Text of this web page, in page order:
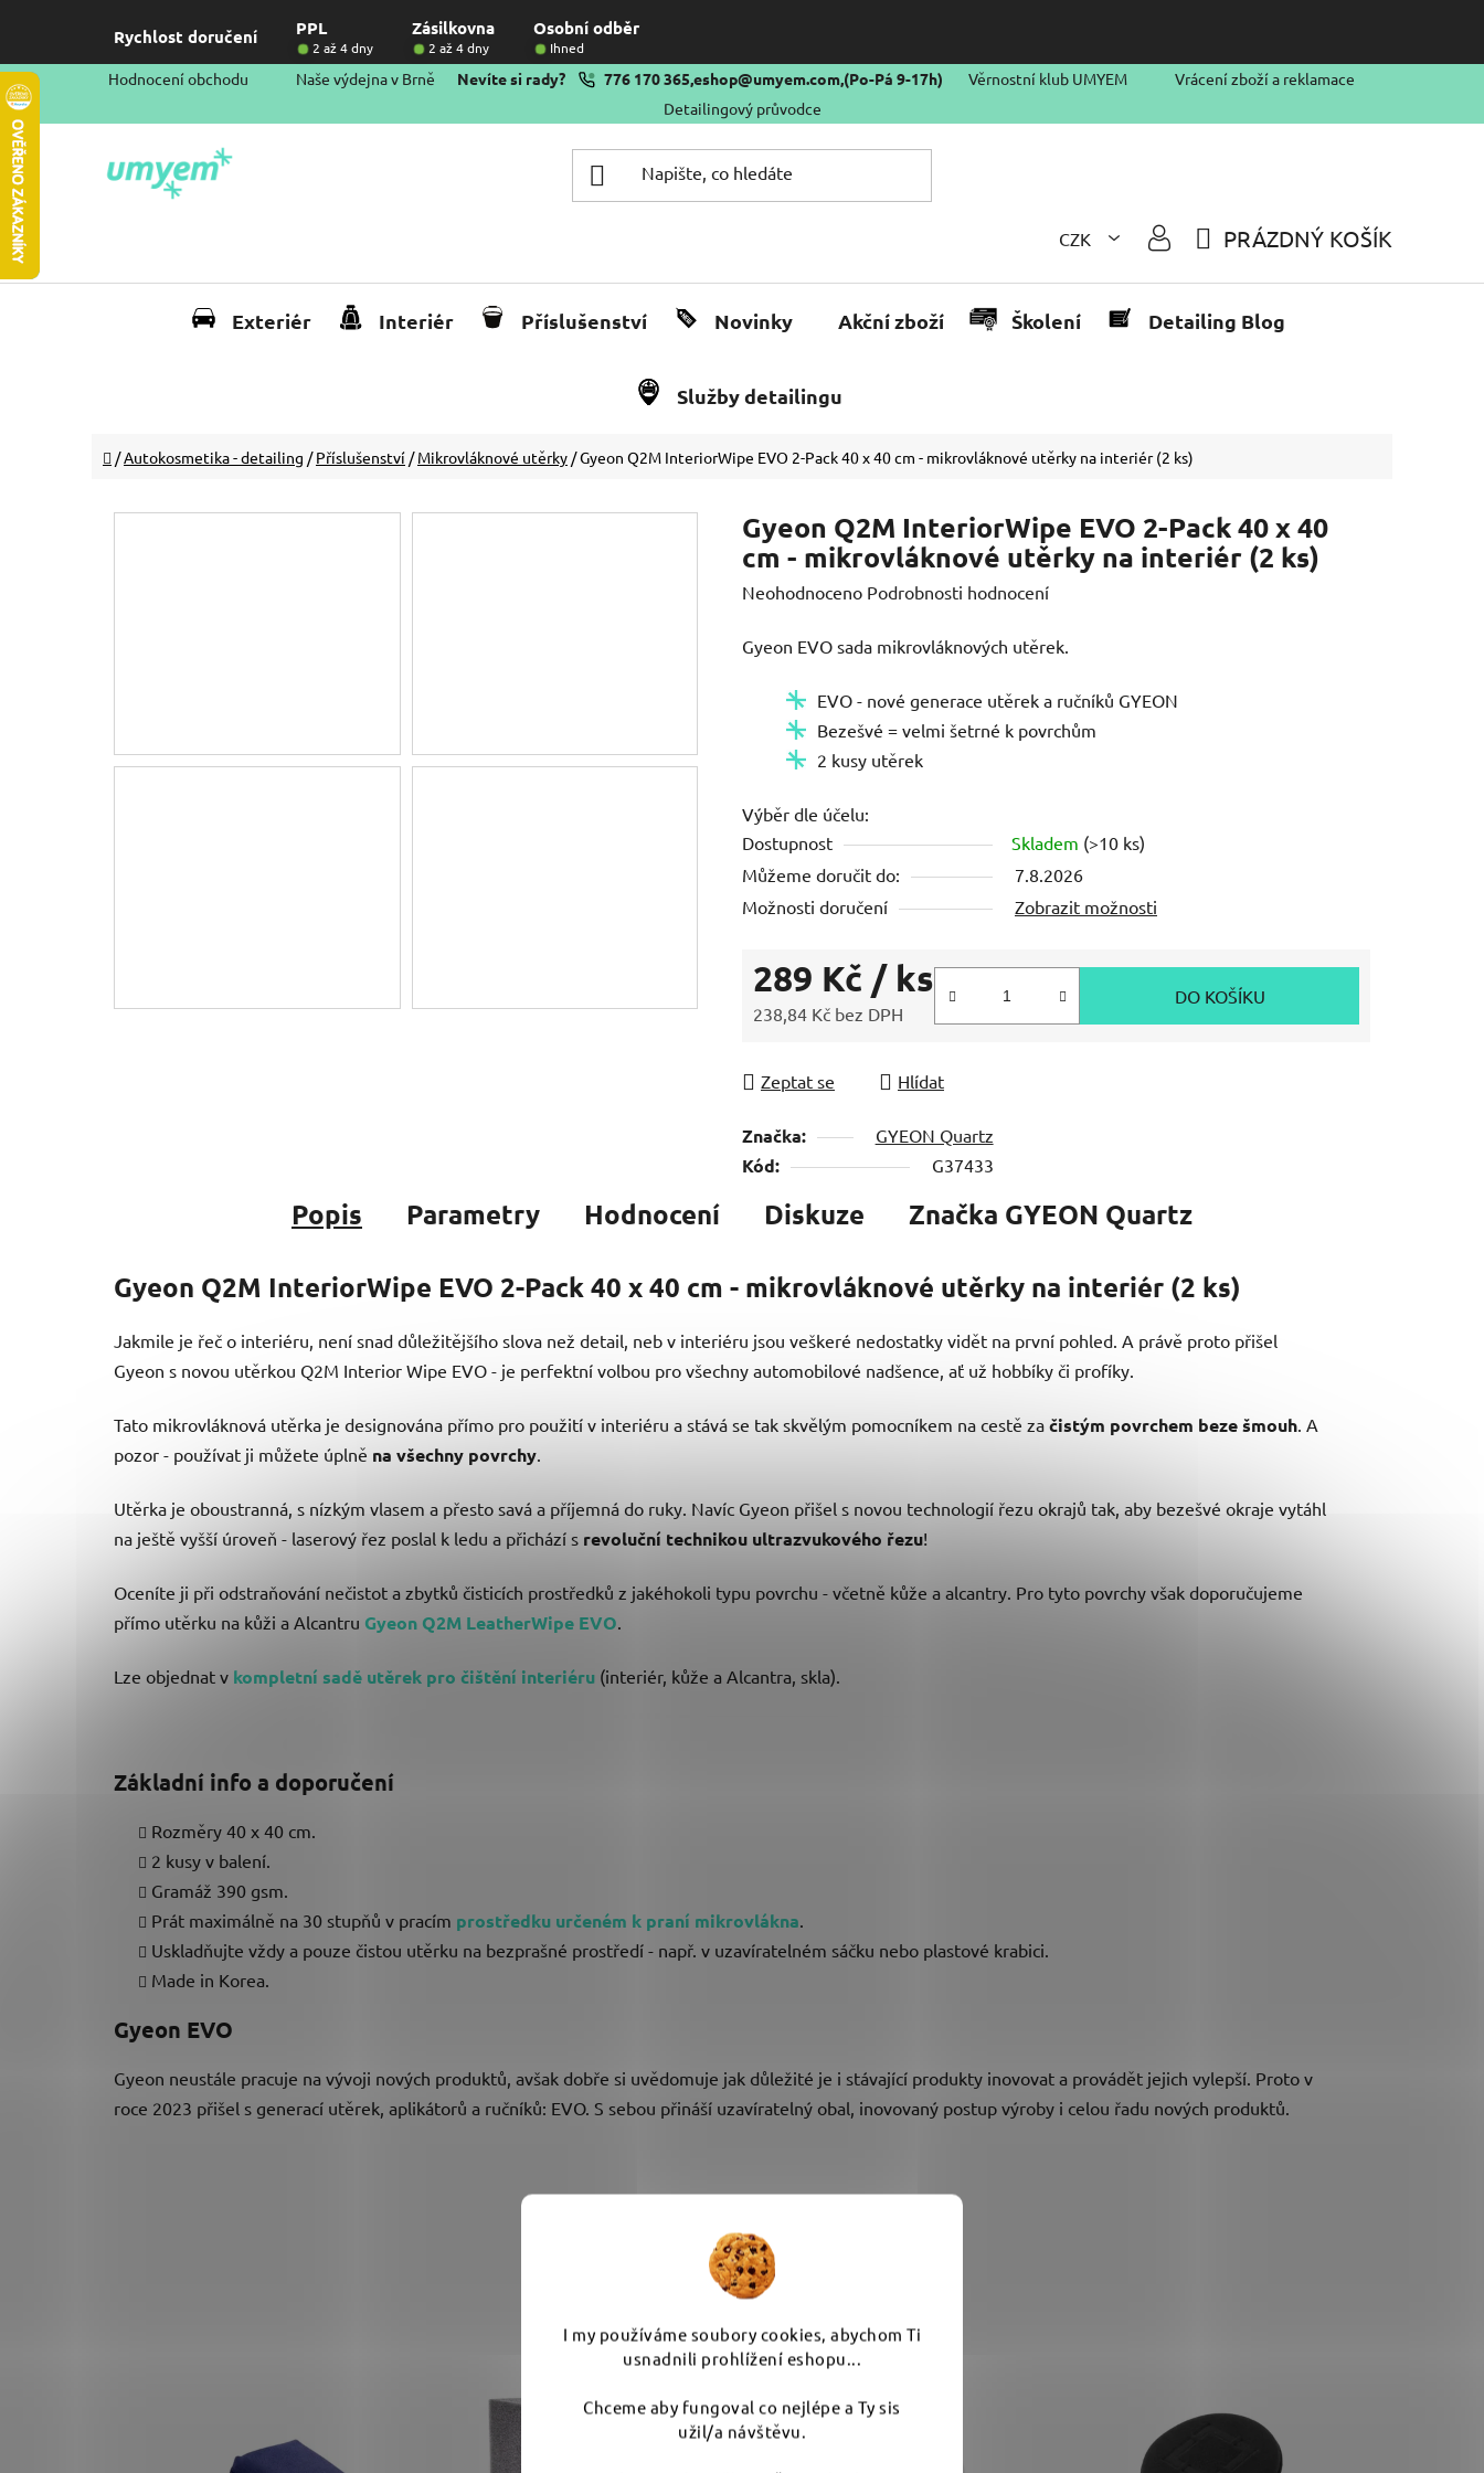
I my používáme soubory cookies, abychom Ti
usnadnili prohlížení eshopu...
Chceme aby fungoval co nejlépe a Ty sis
užil/a návštěvu.
obsah
Rychlost doručení PPL Zásilkovna Osobní odběr
2 až 4 dny 2 až 4 dny Ihned
Hodnocení obchodu Naše výdejna v Brně Nevíte si rady? 776 170 365,eshop@umyem.com,(Po-Pá 9-17h) Věrnostní klub UMYEM
Vrácení zboží a reklamace
Detailingový průvodce
CZK
KOŠÍK
PRÁZDNÝ KOŠÍK
Exteriér Interiér Příslušenství Novinky Akční zboží Školení Detailing Blog
Služby detailingu
Domů
/Autokosmetika - detailing / Příslušenství / Mikrovláknové utěrky /Gyeon Q2M InteriorWipe EVO 2-Pack 40 x 40 cm - mikrovláknové utěrky na interiér (2 ks)
Gyeon Q2M InteriorWipe EVO 2-Pack 40 x 40
cm - mikrovláknové utěrky na interiér (2 ks)
Průměrné
produktu
Neohodnoceno Podrobnosti hodnocení
Gyeon EVO sada mikrovláknových utěrek.
EVO - nové generace utěrek a ručníků GYEON
Bezešvé = velmi šetrné k povrchům
2 kusy utěrek
Výběr dle účelu:
Dostupnost
Skladem (>10 ks)
Můžeme doručit do:
7.8.2026
Možnosti doručení
Zobrazit možnosti
289 Kč / ks
238,84 Kč bez DPH
DO KOŠÍKU
Zeptat se Hlídat
Značka: GYEON Quartz
Kód: G37433
Popis Parametry Hodnocení Diskuze Značka GYEON Quartz
Gyeon Q2M InteriorWipe EVO 2-Pack 40 x 40 cm - mikrovláknové utěrky na interiér (2 ks)
Jakmile je řeč o interiéru, není snad důležitějšího slova než detail, neb v interiéru jsou veškeré nedostatky vidět na první pohled. A právě proto přišel
Gyeon s novou utěrkou Q2M Interior Wipe EVO - je perfektní volbou pro všechny automobilové nadšence, ať už hobbíky či profíky.
Tato mikrovláknová utěrka je designována přímo pro použití v interiéru a stává se tak skvělým pomocníkem na cestě za čistým povrchem beze šmouh . A
pozor - používat ji můžete úplně na všechny povrchy
Utěrka je oboustranná, s nízkým vlasem a přesto savá a příjemná do ruky. Navíc Gyeon přišel s novou technologií řezu okrajů tak, aby bezešvé okraje vytáhl
na ještě vyšší úroveň - laserový řez poslal k ledu a přichází s revoluční technikou ultrazvukového řezu!
Oceníte ji při odstraňování nečistot a zbytků čisticích prostředků z jakéhokoli typu povrchu - včetně kůže a alcantry. Pro tyto povrchy však doporučujeme
přímo utěrku na kůži a Alcantru Gyeon Q2M LeatherWipe EVO
Lze objednat v kompletní sadě utěrek pro čištění interiéru (interiér, kůže a Alcantra, skla).
Základní info a doporučení
Rozměry 40 x 40 cm.
2 kusy v balení.
Gramáž 390 gsm.
Prát maximálně na 30 stupňů v pracím prostředku určeném k praní mikrovlákna
Uskladňujte vždy a pouze čistou utěrku na bezprašné prostředí - např. v uzavíratelném sáčku nebo plastové krabici.
Made in Korea.
Gyeon EVO
Gyeon neustále pracuje na vývoji nových produktů, avšak dobře si uvědomuje jak důležité je i stávající produkty inovovat a provádět jejich vylepší. Proto v
roce 2023 přišel s generací utěrek, aplikátorů a ručníků: EVO. S sebou přináší uzavíratelný obal, inovovaný postup výroby i celou řadu nových produktů.
Související produkty